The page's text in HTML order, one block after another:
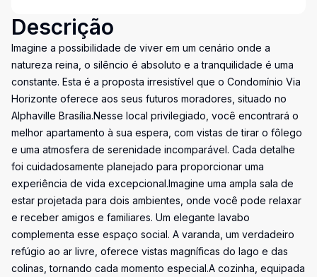
Descrição
Imagine a possibilidade de viver em um cenário onde a
natureza reina, o silêncio é absoluto e a tranquilidade é uma
constante. Esta é a proposta irresistível que o Condomínio Via
Horizonte oferece aos seus futuros moradores, situado no
Alphaville Brasília.Nesse local privilegiado, você encontrará o
melhor apartamento à sua espera, com vistas de tirar o fôlego
e uma atmosfera de serenidade incomparável. Cada detalhe
foi cuidadosamente planejado para proporcionar uma
experiência de vida excepcional.Imagine uma ampla sala de
estar projetada para dois ambientes, onde você pode relaxar
e receber amigos e familiares. Um elegante lavabo
complementa esse espaço social. A varanda, um verdadeiro
refúgio ao ar livre, oferece vistas magníficas do lago e das
colinas, tornando cada momento especial.A cozinha, equipada